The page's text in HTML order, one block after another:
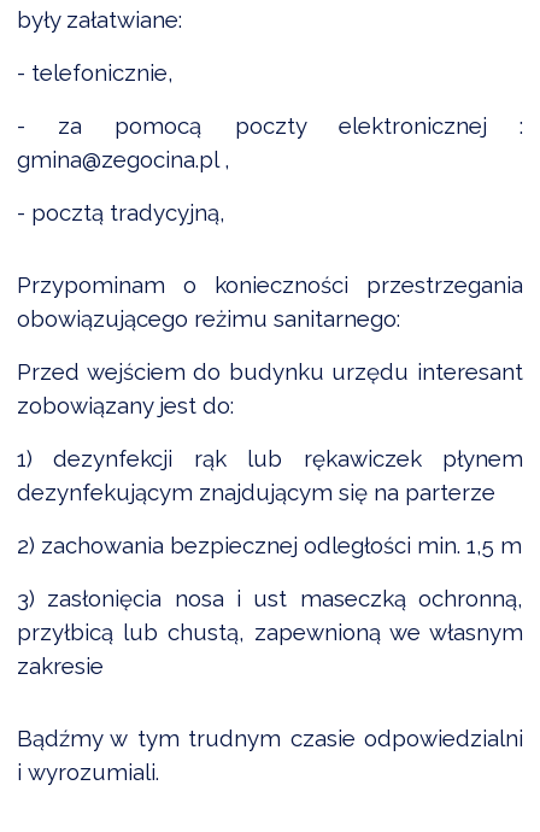
CZYSTE POWIETRZE
EWIDENCJA EMISYJNOŚCI BUDYNKÓW (CEEB)
były załatwiane:
- telefonicznie,
- za pomocą poczty elektronicznej :
gmina@zegocina.pl,
- pocztą tradycyjną,
Przypominam o konieczności przestrzegania
obowiązującego reżimu sanitarnego:
Przed wejściem do budynku urzędu interesant
zobowiązany jest do:
1) dezynfekcji rąk lub rękawiczek płynem
dezynfekującym znajdującym się na parterze
2) zachowania bezpiecznej odległości min. 1,5 m
3) zasłonięcia nosa i ust maseczką ochronną,
przyłbicą lub chustą, zapewnioną we własnym
zakresie
Bądźmy w tym trudnym czasie odpowiedzialni
i wyrozumiali.